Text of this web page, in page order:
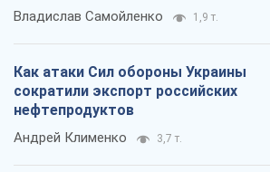
Владислав Самойленко 1,9 т.
Как атаки Сил обороны Украины
сократили экспорт российских
нефтепродуктов
Андрей Клименко 3,7 т.